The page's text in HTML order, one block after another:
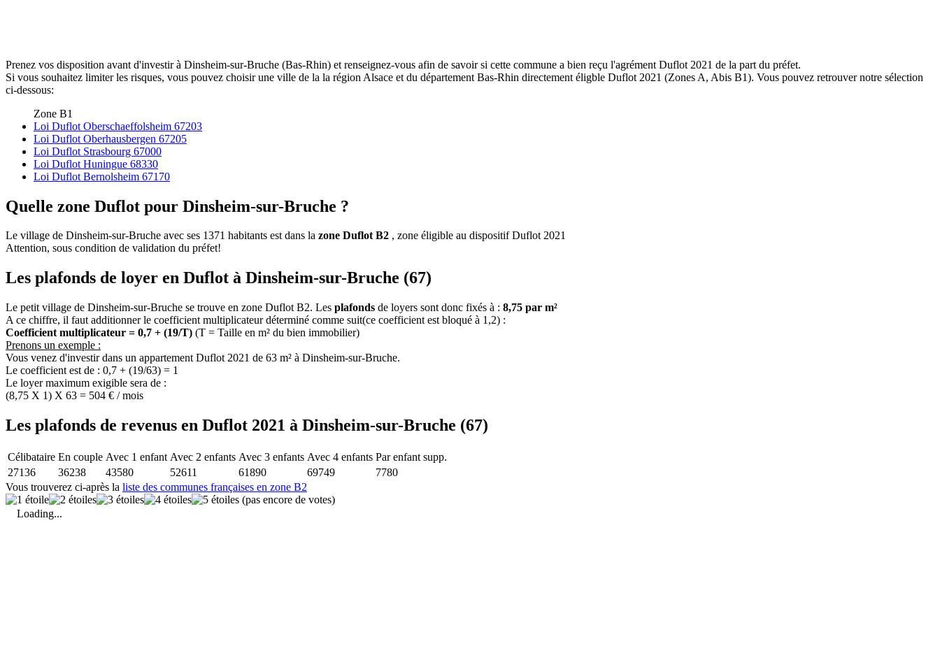
Prenez vos disposition avant d'investir à Dinsheim-sur-Bruche (Bas-Rhin) et renseignez-vous afin de savoir si cette commune a bien reçu l'agrément Duflot 2021 de la part du préfet.
Si vous souhaitez limiter les risques, vous pouvez choisir une ville de la la région Alsace et du département Bas-Rhin directement éligble Duflot 2021 (Zones A, Abis B1). Vous pouvez retrouver notre sélection
ci-dessous:
Zone B1
Loi Duflot Oberschaeffolsheim 67203
Loi Duflot Oberhausbergen 67205
Loi Duflot Strasbourg 67000
Loi Duflot Huningue 68330
Loi Duflot Bernolsheim 67170
Quelle zone Duflot pour Dinsheim-sur-Bruche ?
Le village de Dinsheim-sur-Bruche avec ses 1371 habitants est dans la zone Duflot B2 , zone éligible au dispositif Duflot 2021
Attention, sous condition de validation du préfet!
Les plafonds de loyer en Duflot à Dinsheim-sur-Bruche (67)
Le petit village de Dinsheim-sur-Bruche se trouve en zone Duflot B2. Les plafonds de loyers sont donc fixés à : 8,75 par m²
A ce chiffre, il faut additionner le coefficient multiplicateur déterminé comme suit(ce coefficient est bloqué à 1,2) :
Coefficient multiplicateur = 0,7 + (19/T) (T = Taille en m² du bien immobilier)
Prenons un exemple :
Vous venez d'investir dans un appartement Duflot 2021 de 63 m² à Dinsheim-sur-Bruche.
Le coefficient est de : 0,7 + (19/63) = 1
Le loyer maximum exigible sera de :
(8,75 X 1) X 63 = 504 € / mois
Les plafonds de revenus en Duflot 2021 à Dinsheim-sur-Bruche (67)
Célibataire En couple Avec 1 enfant Avec 2 enfants Avec 3 enfants Avec 4 enfants Par enfant supp.
27136
36238 43580 52611 61890 69749
7780
Vous trouverez ci-après la liste des communes françaises en zone B2
(pas encore de votes)
Loading...